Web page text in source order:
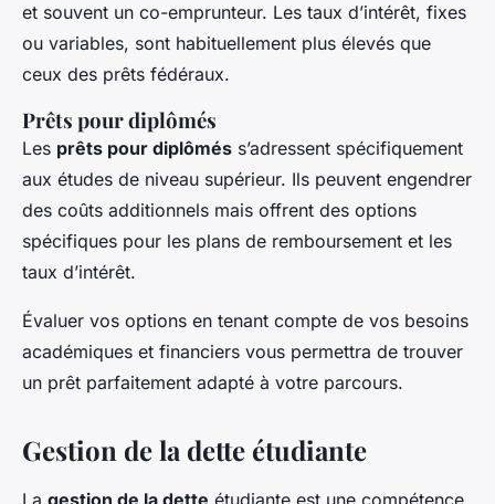
et souvent un co-emprunteur. Les taux d’intérêt, fixes
ou variables, sont habituellement plus élevés que
ceux des prêts fédéraux.
Prêts pour diplômés
Les prêts pour diplômés s’adressent spécifiquement
aux études de niveau supérieur. Ils peuvent engendrer
des coûts additionnels mais offrent des options
spécifiques pour les plans de remboursement et les
taux d’intérêt.
Évaluer vos options en tenant compte de vos besoins
académiques et financiers vous permettra de trouver
un prêt parfaitement adapté à votre parcours.
Gestion de la dette étudiante